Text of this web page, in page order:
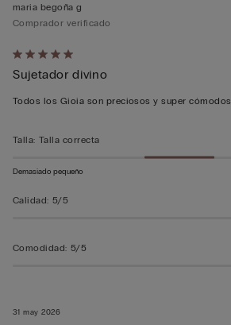
Calificación
de
5
5
31 may 2026
maria begoña g
Comprador verificado
Sujetador divino
Todos los Gioia son preciosos y super cómodos
Talla: Talla correcta
Demasiado pequeño
Calidad: 5/5
Comodidad: 5/5